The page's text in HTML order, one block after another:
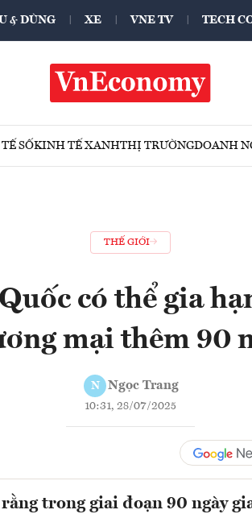
& DÙNG XE VNE TV TECH
SỐKINH TẾ XANHTHỊ TRƯỜNGDOANH
THẾ GIỚI
có thể gia
mại thêm 90
N Ngọc Trang
10:31, 28/07/2025
trong giai đoạn 90 ngày